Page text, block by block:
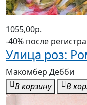
1055,00р.
-40% после
Улица роз:
Макомбер Дебби
В корзину
В